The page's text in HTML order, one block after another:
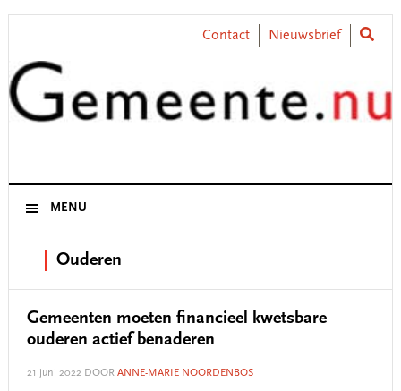
Skip
primary
navigation
Skip
content
Skip
primary
sidebar
Skip
footer
Contact Nieuwsbrief
MENU
Ouderen
Gemeenten moeten financieel kwetsbare
ouderen actief benaderen
21 juni 2022DOOR ANNE-MARIE NOORDENBOS